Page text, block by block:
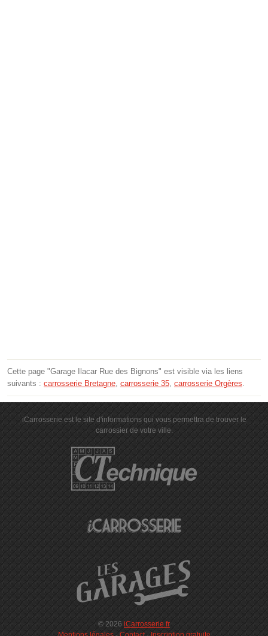
Cette page "Garage Ilacar Rue des Bignons" est visible via les liens
suivants : carrosserie Bretagne, carrosserie 35, carrosserie Orgères.
iCarrosserie est le site d'informations qui vous permettra de trouver le
carrossier de votre ville.
© 2026 iCarrosserie.fr